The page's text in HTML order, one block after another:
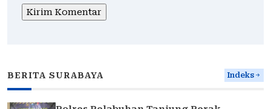
BERITA SURABAYA Indeks